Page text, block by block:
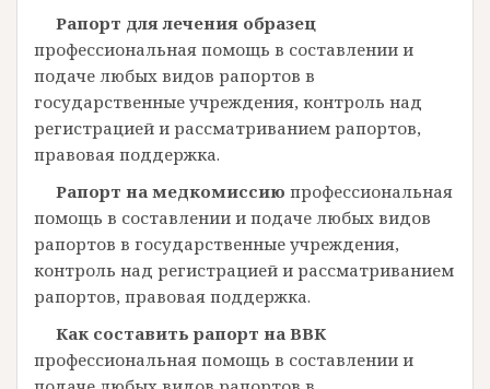
Рапорт для лечения образец
профессиональная помощь в составлении и
подаче любых видов рапортов в
государственные учреждения, контроль над
регистрацией и рассматриванием рапортов,
правовая поддержка.
Рапорт на медкомиссию профессиональная
помощь в составлении и подаче любых видов
рапортов в государственные учреждения,
контроль над регистрацией и рассматриванием
рапортов, правовая поддержка.
Как составить рапорт на ВВК
профессиональная помощь в составлении и